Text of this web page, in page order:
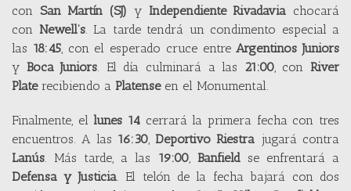
con San Martín (SJ) y Independiente Rivadavia chocará
con Newell’s. La tarde tendrá un condimento especial a
las 18:45, con el esperado cruce entreArgentinos Juniors
y Boca Juniors . El día culminará a las 21:00, con River
Platerecibiendo a Platenseen el Monumental.
Finalmente, ellunes 14 cerrará la primera fecha con tres
encuentros. A las 16:30, Deportivo Riestra jugará contra
Lanús . Más tarde, a las 19:00, Banfieldse enfrentará a
Defensa y Justicia. El telón de la fecha bajará con dos